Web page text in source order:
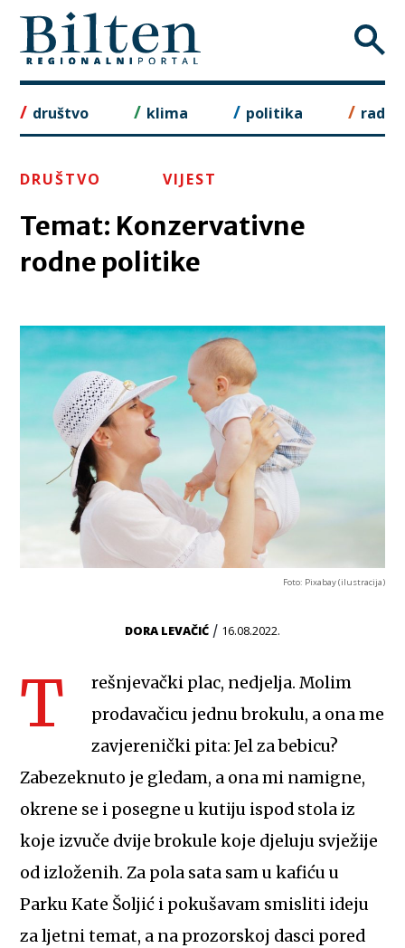
to
content
društvo klima politika rad
DRUŠTVO VIJEST
Temat: Konzervativne
rodne politike
Foto: Pixabay (ilustracija)
DORA LEVAČIĆ / 16.08.2022.
T
rešnjevački plac, nedjelja. Molim
prodavačicu jednu brokulu, a ona me
zavjerenički pita: Jel za bebicu?
Zabezeknuto je gledam, a ona mi namigne,
okrene se i posegne u kutiju ispod stola iz
koje izvuče dvije brokule koje djeluju svježije
od izloženih. Za pola sata sam u kafiću u
Parku Kate Šoljić i pokušavam smisliti ideju
za ljetni temat, a na prozorskoj dasci pored